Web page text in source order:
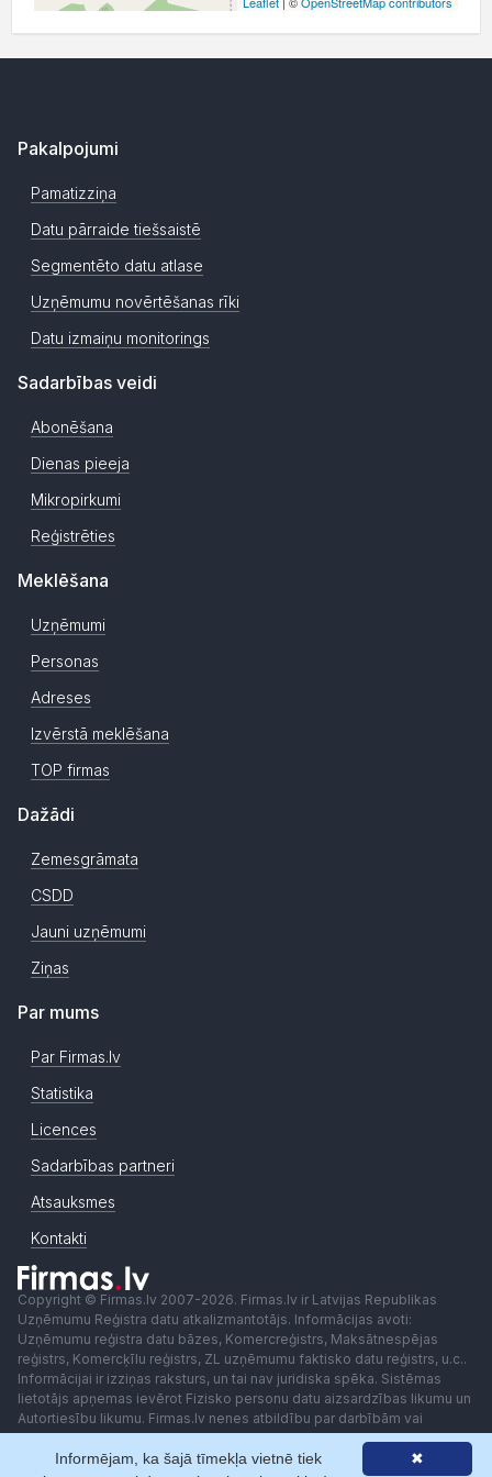
Pakalpojumi
Pamatizziņa
Datu pārraide tiešsaistē
Segmentēto datu atlase
Uzņēmumu novērtēšanas rīki
Datu izmaiņu monitorings
Sadarbības veidi
Abonēšana
Dienas pieeja
Mikropirkumi
Reģistrēties
Meklēšana
Uzņēmumi
Personas
Adreses
Izvērstā meklēšana
TOP firmas
Dažādi
Zemesgrāmata
CSDD
Jauni uzņēmumi
Ziņas
Par mums
Par Firmas.lv
Statistika
Licences
Sadarbības partneri
Atsauksmes
Kontakti
Copyright © Firmas.lv 2007-2026. Firmas.lv ir Latvijas Republikas
Uzņēmumu Reģistra datu atkalizmantotājs. Informācijas avoti:
Uzņēmumu reģistra datu bāzes, Komercreģistrs, Maksātnespējas
reģistrs, Komercķīlu reģistrs, ZL uzņēmumu faktisko datu reģistrs, u.c..
Informācijai ir izziņas raksturs, un tai nav juridiska spēka. Sistēmas
lietotājs apņemas ievērot Fizisko personu datu aizsardzības likumu un
Autortiesību likumu. Firmas.lv nenes atbildību par darbībām vai
lēmumiem, kas balstīti uz saņemto pakalpojumu. Lietotājam aizliegts
izmantot jebkādas automatizētas sistēmas vai iekārtas (robotus)
✖
Informējam, ka šajā tīmekļa vietnē tiek